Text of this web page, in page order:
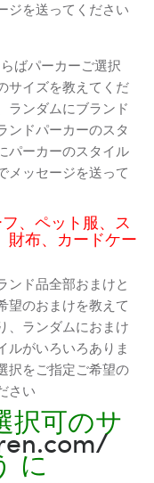
ジを送ってください
ばパーカーご選択
サイズを教えてくだ
ランダムにブランド
ンドパーカーのスタ
パーカーのスタイル
メッセージを送って
、ペット服、ス
財布、カードケー
ンド品全部おまけと
望のおまけを教えて
、ランダムにおまけ
ルがいろいろありま
択をご指定ご希望の
さい
択可のサ
に